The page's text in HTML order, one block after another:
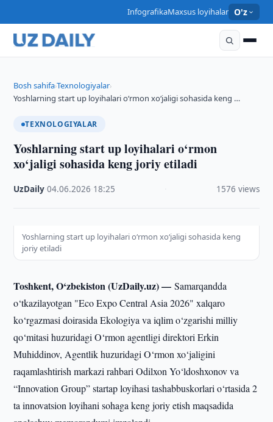
InfografikaMaxsus loyihalar O'z
Bosh sahifa›Texnologiyalar›
Yoshlarning start up loyihalari o‘rmon xo‘jaligi sohasida keng …
TEXNOLOGIYALAR
Yoshlarning start up loyihalari o‘rmon
xo‘jaligi sohasida keng joriy etiladi
UzDaily ·04.06.2026 18:25 1576 views
Yoshlarning start up loyihalari o‘rmon xo‘jaligi sohasida keng
joriy etiladi
Toshkent, O‘zbekiston (UzDaily.uz) —Samarqandda
o‘tkazilayotgan "Eco Expo Central Asia 2026" xalqaro
ko‘rgazmasi doirasida Ekologiya va iqlim o‘zgarishi milliy
qo‘mitasi huzuridagi O‘rmon agentligi direktori Erkin
Muhiddinov, Agentlik huzuridagi O‘rmon xo‘jaligini
raqamlashtirish markazi rahbari Odilxon Yo‘ldoshxonov va
“Innovation Group” startap loyihasi tashabbuskorlari o‘rtasida 2
ta innovatsion loyihani sohaga keng joriy etish maqsadida